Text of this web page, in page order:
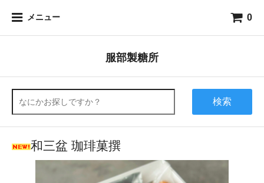
メニュー 0
服部製糖所
検索
和三盆 珈琲菓撰